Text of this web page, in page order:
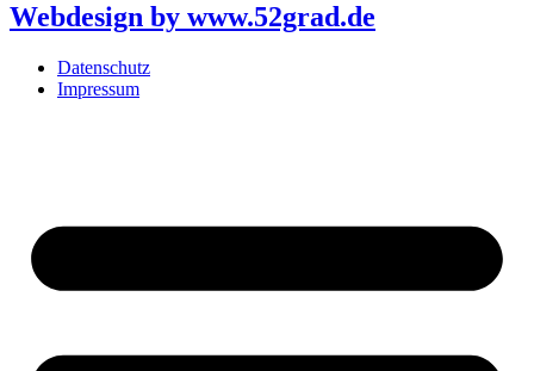
Webdesign by www.52grad.de
Datenschutz
Impressum